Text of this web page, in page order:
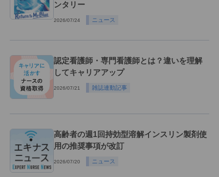
ンタリー
2026/07/24 ニュース
認定看護師・専門看護師とは？違いを理解
してキャリアアップ
2026/07/21 雑誌連動記事
高齢者の週1回持効型溶解インスリン製剤使
用の推奨事項が改訂
2026/07/20 ニュース